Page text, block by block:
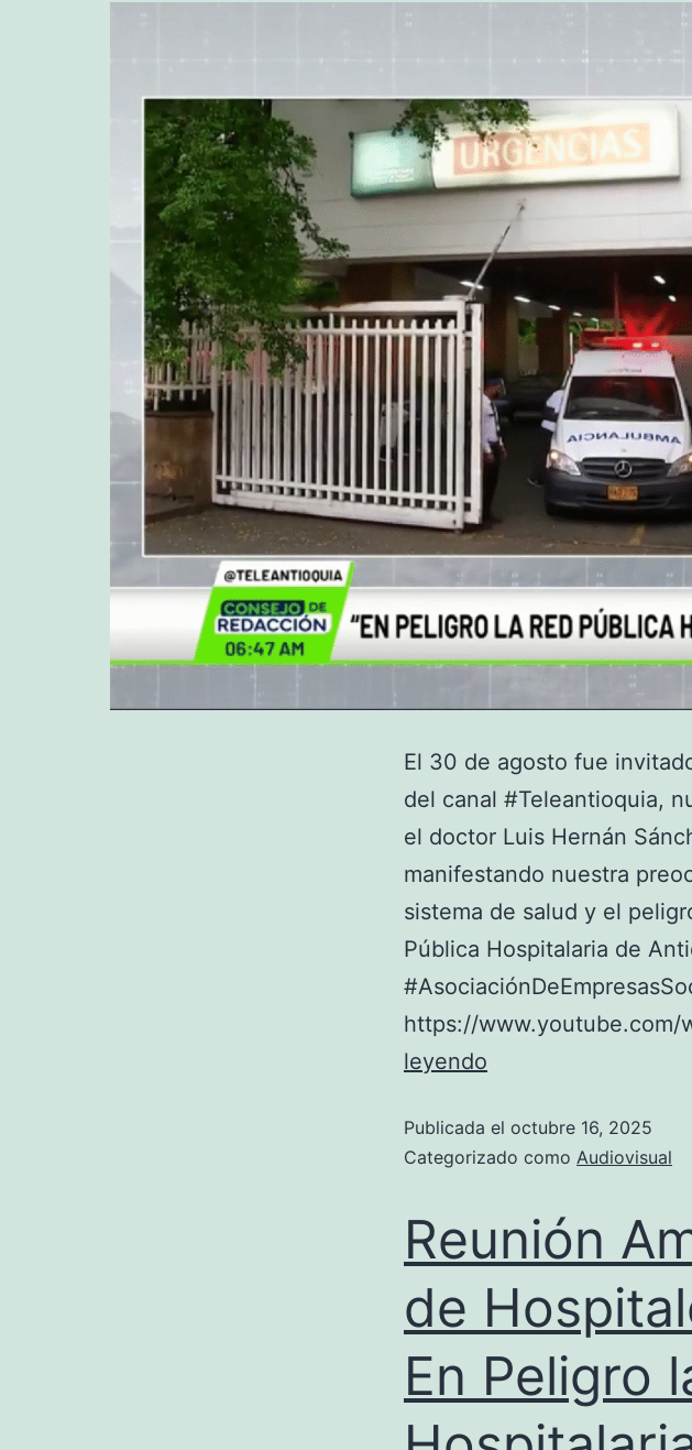
El 30 de agosto fue
del canal #Teleantioquia,
el doctor Luis Hernán
manifestando nuestra
sistema de salud y el
Pública Hospitalaria de
https://www.youtube.com/
leyendo
Publicada el octubre 16, 2025
Categorizado como Audiovisual
Reunión
de
En Peligro